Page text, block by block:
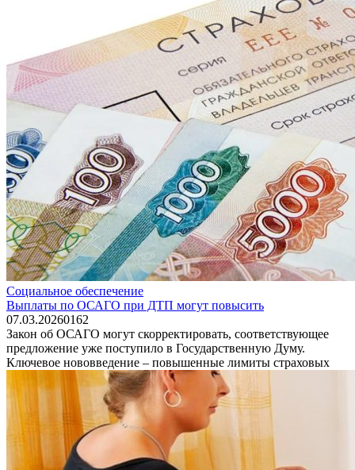
Социальное обеспечение
Выплаты по ОСАГО при ДТП могут повысить
07.03.20260162
Закон об ОСАГО могут скорректировать, соответствующее
предложение уже поступило в Государственную Думу.
Ключевое нововведение – повышенные лимиты страховых